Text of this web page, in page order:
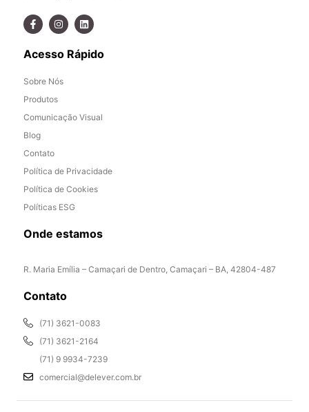
Acesso Rápido
Sobre Nós
Produtos
Comunicação Visual
Blog
Contato
Política de Privacidade
Política de Cookies
Políticas ESG
Onde estamos
R. Maria Emília – Camaçari de Dentro, Camaçari – BA, 42804-487
Contato
(71) 3621-0083
(71) 3621-2164
(71) 9 9934-7239
comercial@delever.com.br